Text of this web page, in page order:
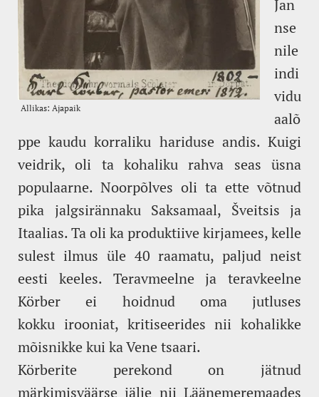
Jan
nse
nile
indi
vidu
aalõ
ppe kaudu korraliku hariduse andis. Kuigi
veidrik, oli ta kohaliku rahva seas üsna
populaarne. Noorpõlves oli ta ette võtnud
pika jalgsirännaku Saksamaal, Šveitsis ja
Itaalias. Ta oli ka produktiive kirjamees, kelle
sulest ilmus üle 40 raamatu, paljud neist
eesti keeles. Teravmeelne ja teravkeelne
Körber ei hoidnud oma jutluses
kokku irooniat, kritiseerides nii kohalikke
mõisnikke kui ka Vene tsaari.
Körberite perekond on jätnud
märkimisväärse jälje nii Läänemeremaades